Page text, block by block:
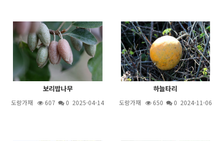
보리밥나무
도랑가재 607 0 2025-04-14
하늘타리
도랑가재 650 0 2024-11-06